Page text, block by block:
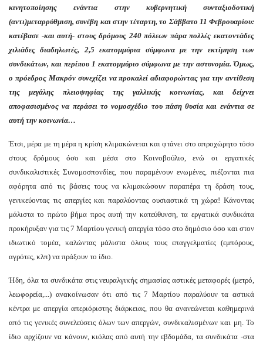
κινητοποίησης ενάντια στην κυβερνητική συνταξιοδοτική
(αντι)μεταρρύθμιση, συνέβη και στην τέταρτη, το Σάββατο 11 Φεβρουαρίου:
κατέβασε -και αυτή- στους δρόμους 240 πόλεων πάρα πολλές εκατοντάδες
χιλιάδες διαδηλωτές, 2,5 εκατομμύρια σύμφωνα με την εκτίμηση των
συνδικάτων, και περίπου 1 εκατομμύριο σύμφωνα με την αστυνομία. Όμως,
ο πρόεδρος Μακρόν συνεχίζει να προκαλεί αδιαφορώντας για την αντίθεση
της μεγάλης πλειοψηφίας της γαλλικής κοινωνίας, και δείχνει
αποφασισμένος να περάσει το νομοσχέδιο του πάση θυσία και ενάντια σε
αυτή την κοινωνία…
Έτσι, μέρα με τη μέρα η κρίση κλιμακώνεται και φτάνει στο απροχώρητο τόσο
στους δρόμους όσο και μέσα στο Κοινοβούλιο, ενώ οι εργατικές
συνδικαλιστικές Συνομοσπονδίες, που παραμένουν ενωμένες, πιέζονται πια
αφόρητα από τις βάσεις τους να κλιμακώσουν παραπέρα τη δράση τους,
γενικεύοντας τις απεργίες και παραλύοντας ουσιαστικά τη χώρα! Κάνοντας
μάλιστα το πρώτο βήμα προς αυτή την κατεύθυνση, τα εργατικά συνδικάτα
προκήρυξαν για τις 7 Μαρτίου γενική απεργία τόσο στο δημόσιο όσο και στον
ιδιωτικό τομέα, καλώντας μάλιστα όλους τους επαγγελματίες (εμπόρους,
αγρότες, κλπ) να πράξουν το ίδιο.
Ήδη, όλα τα συνδικάτα στις νευραλγικής σημασίας αστικές μεταφορές (μετρό,
λεωφορεία,...) ανακοίνωσαν ότι από τις 7 Μαρτίου παραλύουν τα αστικά
κέντρα με απεργία απεριόριστης διάρκειας, που θα ανανεώνεται καθημερινά
από τις γενικές συνελεύσεις όλων των απεργών, συνδικαλισμένων και μη. Το
ίδιο αρχίζουν να κάνουν, κιόλας από αυτή την εβδομάδα, τα συνδικάτα -στα